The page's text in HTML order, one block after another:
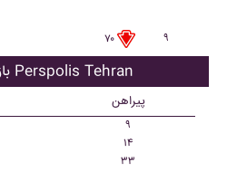
۷۰ ۹
بازیکن ذحیره Perspolis Tehran
پیراهن
۹
۱۴
۳۳